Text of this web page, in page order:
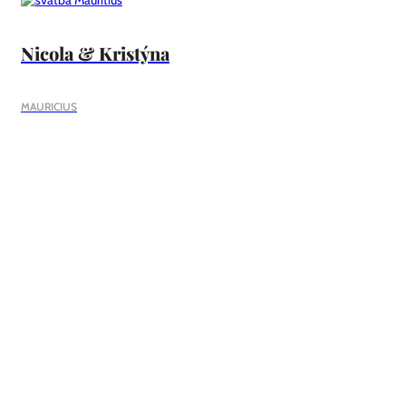
Nicola & Kristýna
MAURICIUS